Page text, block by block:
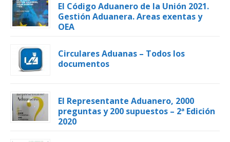
El Código Aduanero de la Unión 2021.
Gestión Aduanera. Areas exentas y
OEA
Circulares Aduanas – Todos los
documentos
El Representante Aduanero, 2000
preguntas y 200 supuestos – 2ª Edición
2020